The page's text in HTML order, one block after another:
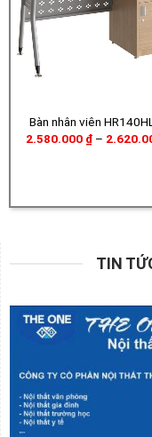
Bàn nhân viên
2.580.000 ₫ –
TIN